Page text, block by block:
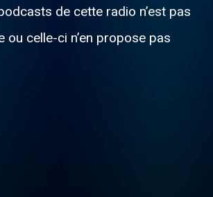
de cette radio n’est pas
ou celle-ci n’en propose pas